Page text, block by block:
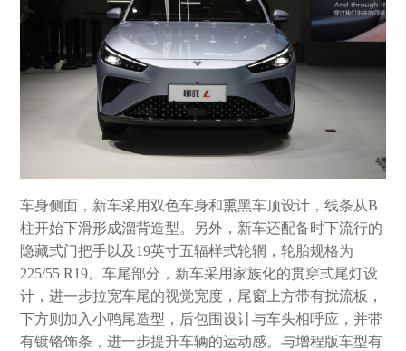
车身侧面，新车采用双色车身和熏黑车顶设计，线条从B
柱开始下滑形成溜背造型。另外，新车还配备时下流行的
隐藏式门把手以及19英寸五辐样式轮辋，轮胎规格为
225/55 R19。车尾部分，新车采用家族化的贯穿式尾灯设
计，进一步拉宽车尾的视觉宽度，尾窗上方带有扰流板，
下方则加入小鸭尾造型，后包围设计与车头相呼应，并带
有镀铬饰条，进一步提升车辆的运动感。与增程版车型有